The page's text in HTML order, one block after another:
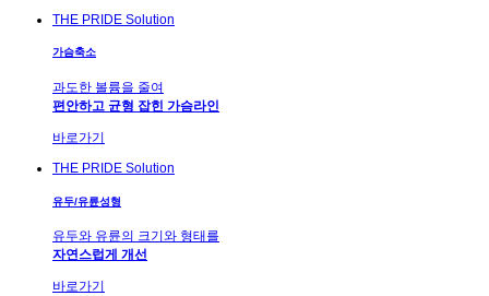
THE PRIDE Solution
가슴축소
과도한 볼륨을 줄여
편안하고 균형 잡힌 가슴라인
바로가기
THE PRIDE Solution
유두/유륜성형
유두와 유륜의 크기와 형태를
자연스럽게 개선
바로가기